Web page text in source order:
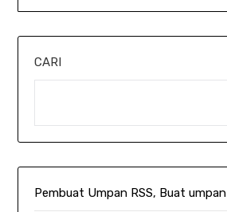
CARI
Pembuat Umpan RSS, Buat